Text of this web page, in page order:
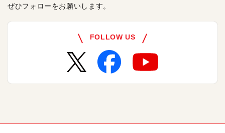
ぜひフォローをお願いします。
FOLLOW US